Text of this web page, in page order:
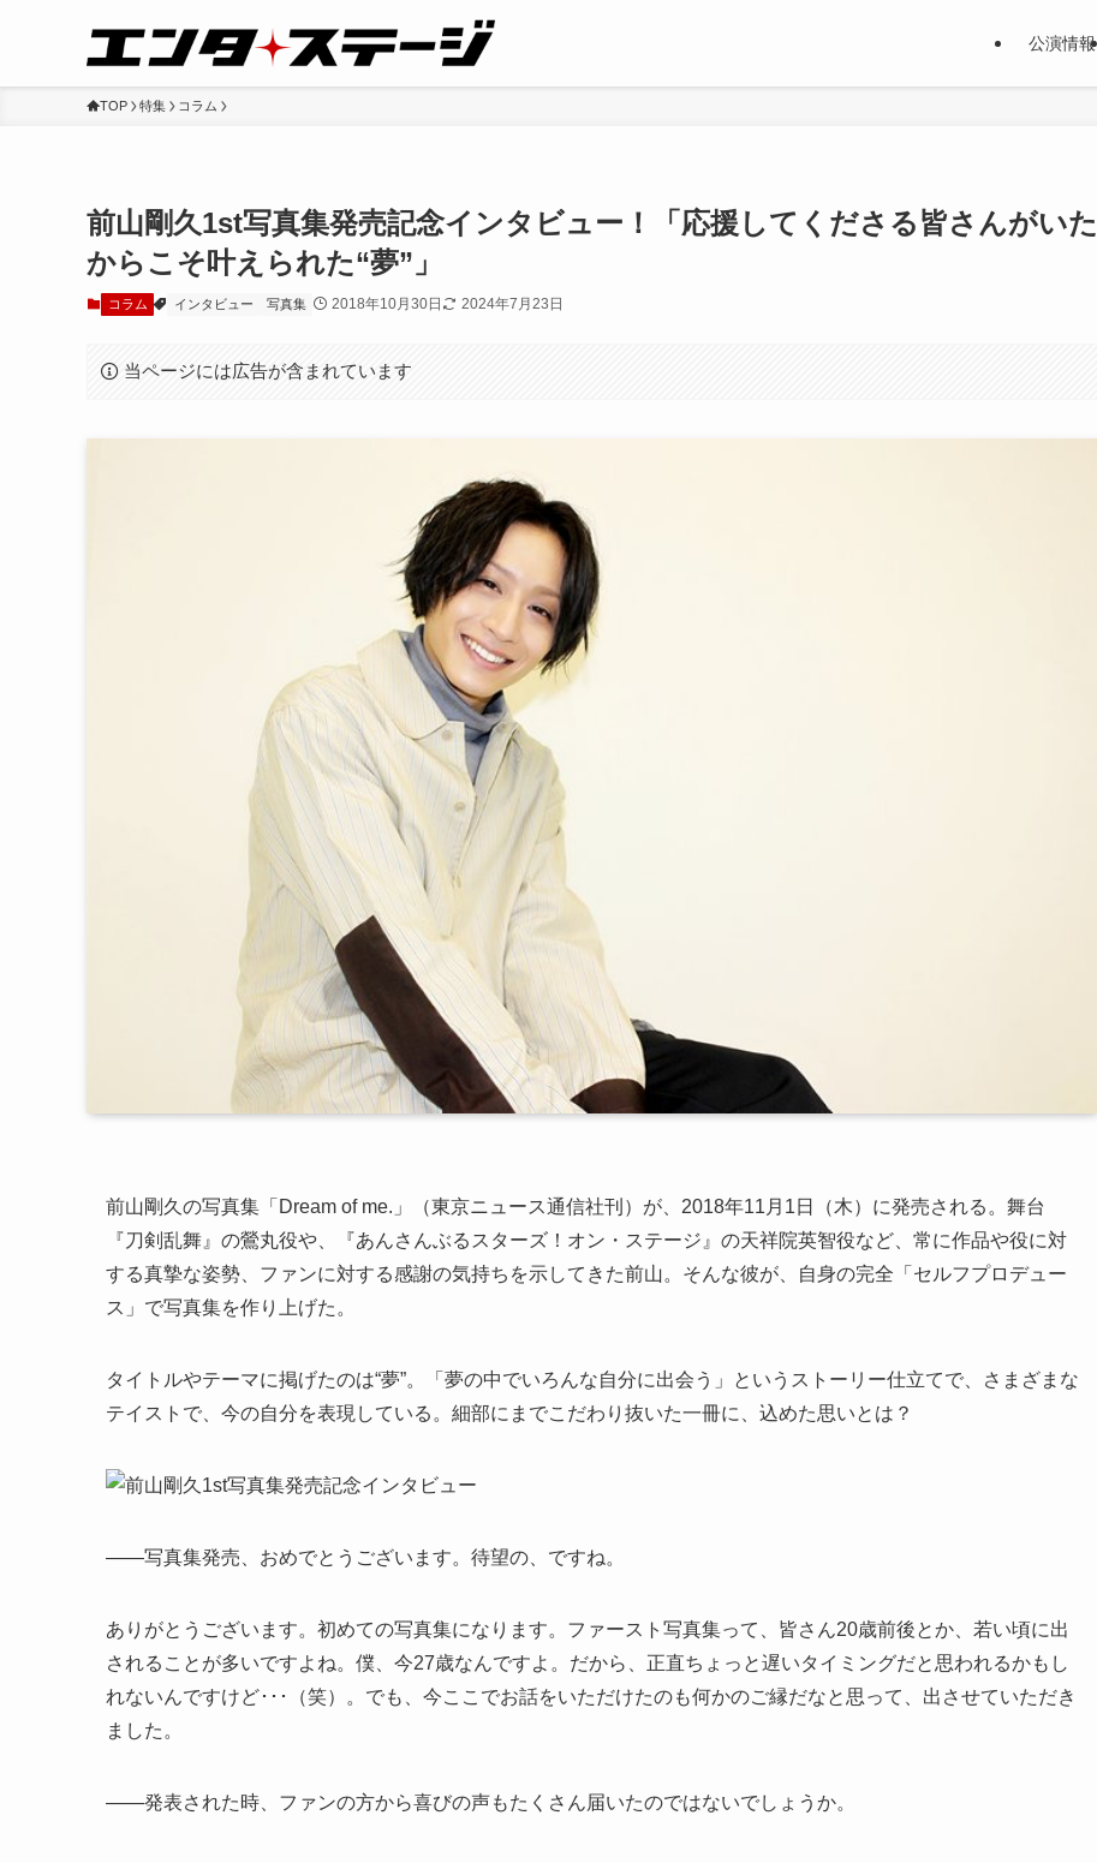
公演情報
TOP 特集 コラム
前山剛久1st写真集発売記念インタビュー！「応援してくださる皆さんがいた
からこそ叶えられた“夢”」
コラム インタビュー 写真集 2018年10月30日 2024年7月23日
当ページには広告が含まれています
前山剛久の写真集「Dream of me.」（東京ニュース通信社刊）が、2018年11月1日（木）に発売される。舞台
『刀剣乱舞』の鶯丸役や、『あんさんぶるスターズ！オン・ステージ』の天祥院英智役など、常に作品や役に対
する真摯な姿勢、ファンに対する感謝の気持ちを示してきた前山。そんな彼が、自身の完全「セルフプロデュー
ス」で写真集を作り上げた。
タイトルやテーマに掲げたのは“夢”。「夢の中でいろんな自分に出会う」というストーリー仕立てで、さまざまな
テイストで、今の自分を表現している。細部にまでこだわり抜いた一冊に、込めた思いとは？
――写真集発売、おめでとうございます。待望の、ですね。
ありがとうございます。初めての写真集になります。ファースト写真集って、皆さん20歳前後とか、若い頃に出
されることが多いですよね。僕、今27歳なんですよ。だから、正直ちょっと遅いタイミングだと思われるかもし
れないんですけど･･･（笑）。でも、今ここでお話をいただけたのも何かのご縁だなと思って、出させていただき
ました。
――発表された時、ファンの方から喜びの声もたくさん届いたのではないでしょうか。